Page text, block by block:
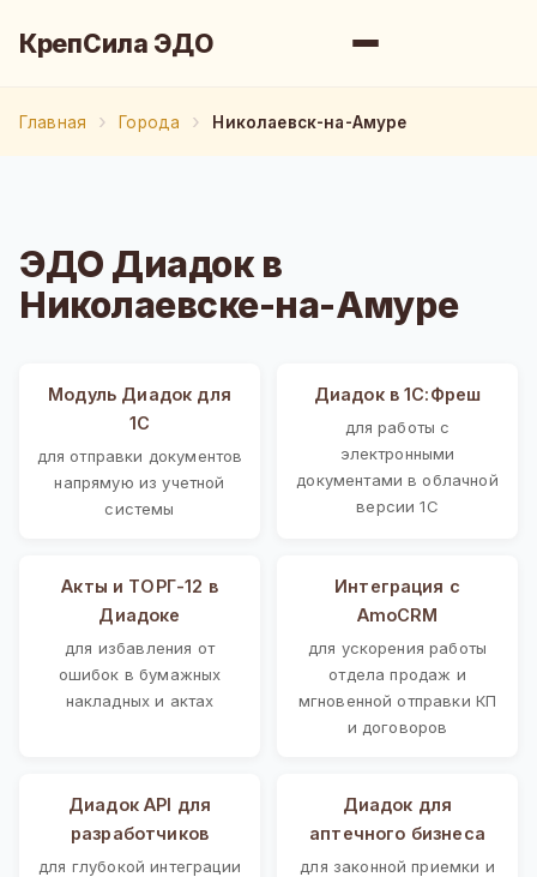
КрепСила ЭДО
Главная Города Николаевск-на-Амуре
ЭДО Диадок в
Николаевске-на-Амуре
Модуль Диадок для
1С
для отправки документов
напрямую из учетной
системы
Диадок в 1С:Фреш
для работы с
электронными
документами в облачной
версии 1С
Акты и ТОРГ-12 в
Диадоке
для избавления от
ошибок в бумажных
накладных и актах
Интеграция с
AmoCRM
для ускорения работы
отдела продаж и
мгновенной отправки КП
и договоров
Диадок API для
разработчиков
для глубокой интеграции
Диадок для
аптечного бизнеса
для законной приемки и